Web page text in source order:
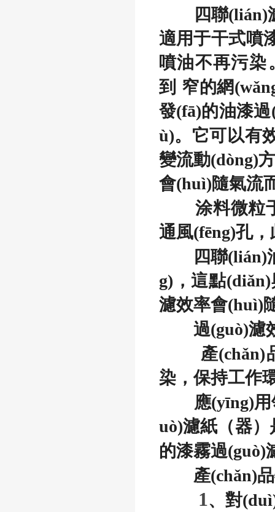
四聯(lián)
適用于干式噴
噴油不再污染
到 窄的網
發(fā)的油漆
ù)。它可以
變流動(dòng)
會(huì)隨氣流而
涂料微粒
通風(fēng)孔，
四聯(lián)
g)，這點
濾效率會(huì)
過(guò)濾
產(chǎn)
染，保持工作環
應(yīng)
uò)濾紙（器）
的漆霧過(guò)
產(chǎn)
1、對